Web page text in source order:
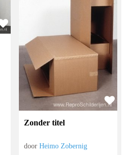
Zonder titel
doorHeimo Zobernig